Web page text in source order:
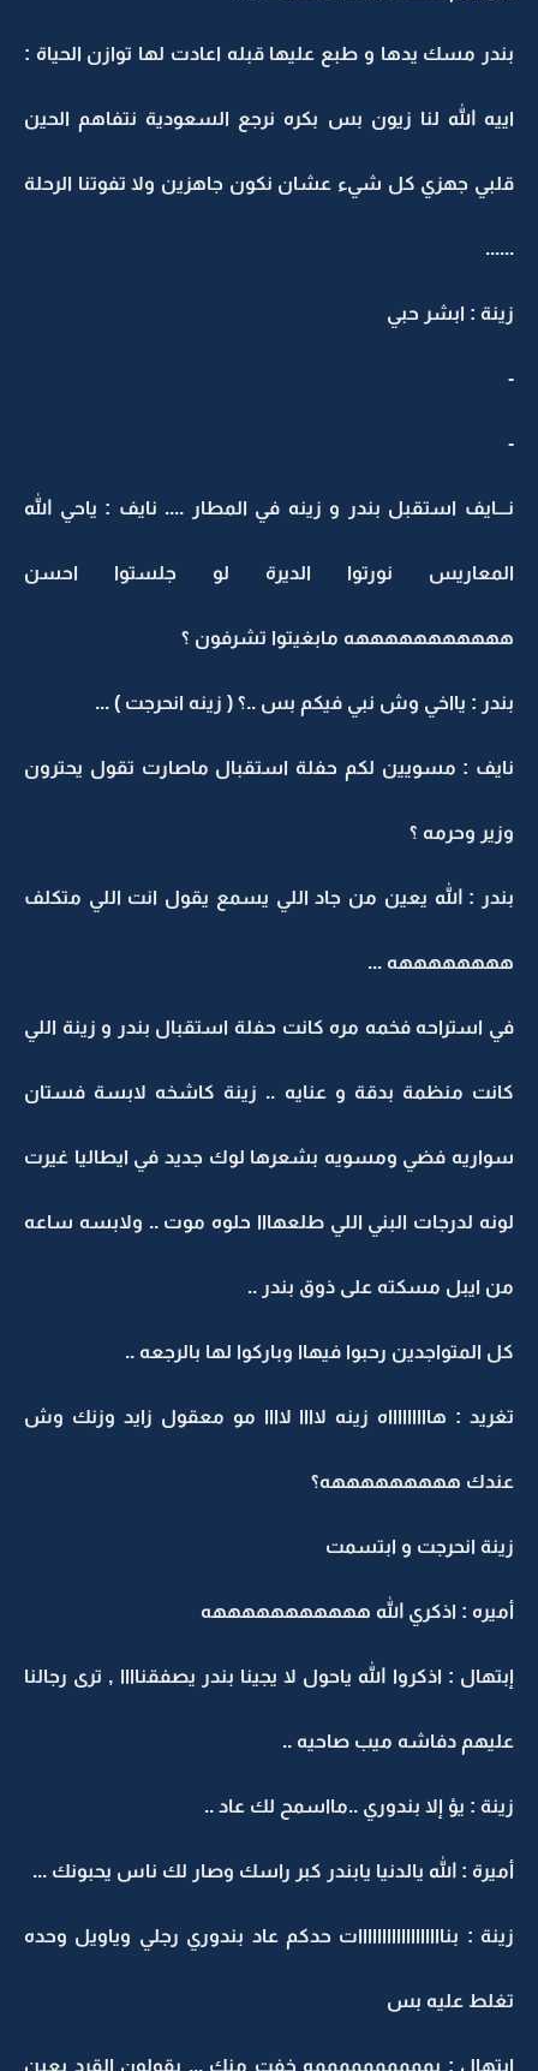
بندر مسك يدها و طبع عليها قبله اعادت لها توازن الحياة :
اييه الله لنا زيون بس بكره نرجع السعودية نتفاهم الحين
قلبي جهزي كل شيء عشان نكون جاهزين ولا تفوتنا الرحلة
......
زينة : ابشر حبي
-
-
نـــايف استقبل بندر و زينه في المطار .... نايف : ياحي الله
المعاريس نورتوا الديرة لو جلستوا احسن
هههههههههههه مابغيتوا تشرفون ؟
بندر : يااخي وش نبي فيكم بس ..؟ ( زينه انحرجت ) ...
نايف : مسويين لكم حفلة استقبال ماصارت تقول يحترون
وزير وحرمه ؟
بندر : الله يعين من جاد اللي يسمع يقول انت اللي متكلف
ههههههههه ...
في استراحه فخمه مره كانت حفلة استقبال بندر و زينة اللي
كانت منظمة بدقة و عنايه .. زينة كاشخه لابسة فستان
سواريه فضي ومسويه بشعرها لوك جديد في ايطاليا غيرت
لونه لدرجات البني اللي طلعهااا حلوه موت .. ولابسه ساعه
من ايبل مسكته على ذوق بندر ..
كل المتواجدين رحبوا فيهاا وباركوا لها بالرجعه ..
تغريد : هاااااااااه زينه لاااا لاااا مو معقول زايد وزنك وش
عندك هههههههههه؟
زينة انحرجت و ابتسمت
أميره : اذكري الله هههههههههههه
إبتهال : اذكروا الله ياحول لا يجينا بندر يصفقناااا , ترى رجالنا
عليهم دفاشه ميب صاحيه ..
زينة : يؤ إلا بندوري ..مااسمح لك عاد ..
أميرة : الله يالدنيا يابندر كبر راسك وصار لك ناس يحبونك ...
زينة : بناااااااااااااااااات حدكم عاد بندوري رجلي وياويل وحده
تغلط عليه بس
إبتهال : يممممممممممه خفت منك ... يقولون القرد بعين